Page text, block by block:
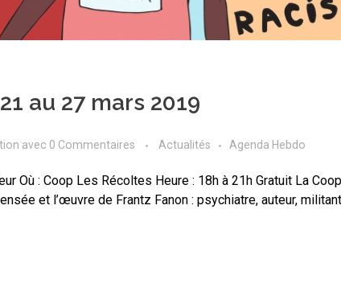
au 27 mars 2019
avec 0 Commentaires Actualités Agenda Hebdo
Où : Coop Les Récoltes Heure : 18h à 21h Gratuit La
et l’œuvre de Frantz Fanon : psychiatre, auteur,